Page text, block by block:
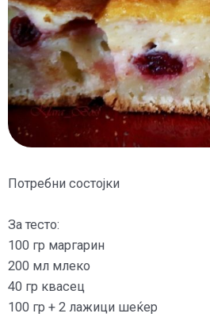
Потребни состојки
За тесто:
100 гр маргарин
200 мл млеко
40 гр квасец
100 гр + 2 лажици шеќер